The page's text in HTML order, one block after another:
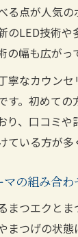
る点が人気の
のLED技術や
幅も広がっ
寧なカウン
す。初めての
り、口コミや
いる方が多
の組み合わ
まつエクと
まつげの状態